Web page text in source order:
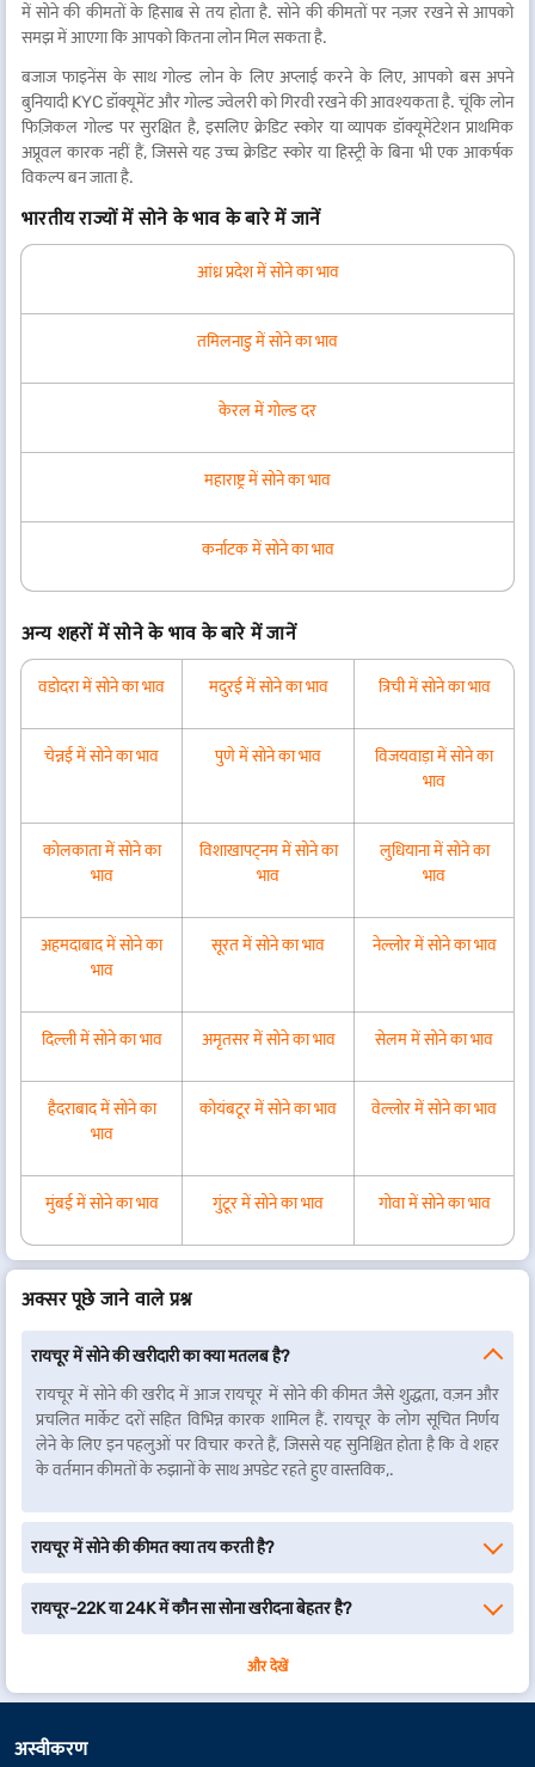
में सोने की कीमतों के हिसाब से तय होता है. सोने की कीमतों पर नज़र रखने से आपको
समझ में आएगा कि आपको कितना लोन मिल सकता है.
बजाज फाइनेंस के साथ गोल्ड लोन के लिए अप्लाई करने के लिए, आपको बस अपने
बुनियादी KYC डॉक्यूमेंट और गोल्ड ज्वेलरी को गिरवी रखने की आवश्यकता है. चूंकि लोन
फिज़िकल गोल्ड पर सुरक्षित है, इसलिए क्रेडिट स्कोर या व्यापक डॉक्यूमेंटेशन प्राथमिक
अप्रूवल कारक नहीं हैं, जिससे यह उच्च क्रेडिट स्कोर या हिस्ट्री के बिना भी एक आकर्षक
विकल्प बन जाता है.
भारतीय राज्यों में सोने के भाव के बारे में जानें
आंध्र प्रदेश में सोने का भाव
तमिलनाडु में सोने का भाव
केरल में गोल्ड दर
महाराष्ट्र में सोने का भाव
कर्नाटक में सोने का भाव
अन्य शहरों में सोने के भाव के बारे में जानें
वडोदरा में सोने का भाव मदुरई में सोने का भाव त्रिची में सोने का भाव
चेन्नई में सोने का भाव पुणे में सोने का भाव
विजयवाड़ा में सोने का
भाव
कोलकाता में सोने का
भाव
विशाखापट्नम में सोने का
भाव
लुधियाना में सोने का
भाव
अहमदाबाद में सोने का
भाव
सूरत में सोने का भाव नेल्लोर में सोने का भाव
दिल्ली में सोने का भाव अमृतसर में सोने का भाव सेलम में सोने का भाव
हैदराबाद में सोने का
भाव
कोयंबटूर में सोने का भाव वेल्लोर में सोने का भाव
मुंबई में सोने का भाव गुंटूर में सोने का भाव गोवा में सोने का भाव
अक्सर पूछे जाने वाले प्रश्न
रायचूर में सोने की खरीदारी का क्या मतलब है?
रायचूर में सोने की खरीद में आज रायचूर में सोने की कीमत जैसे शुद्धता, वज़न और
प्रचलित मार्केट दरों सहित विभिन्न कारक शामिल हैं. रायचूर के लोग सूचित निर्णय
लेने के लिए इन पहलुओं पर विचार करते हैं, जिससे यह सुनिश्चित होता है कि वे शहर
के वर्तमान कीमतों के रुझानों के साथ अपडेट रहते हुए वास्तविक,.
रायचूर में सोने की कीमत क्या तय करती है?
रायचूर-22K या 24K में कौन सा सोना खरीदना बेहतर है?
और देखें
अस्वीकरण